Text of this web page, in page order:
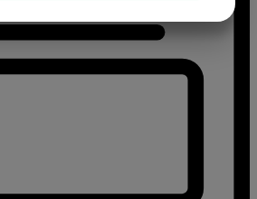
STATISTIK